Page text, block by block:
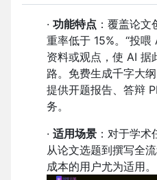
· 功能特点 ：覆盖论
重率低于 15%。“投
资料或观点，使 AI 据
路。免费生成千字大
提供开题报告、答辩
务。
· 适用场景 ：对于学
从论文选题到撰写全
成本的用户尤为适用。